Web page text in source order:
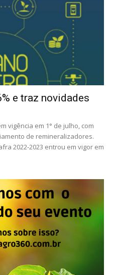
e traz novidades
vigência em 1° de julho, com
de remineralizadores.
2022-2023 entrou em vigor em